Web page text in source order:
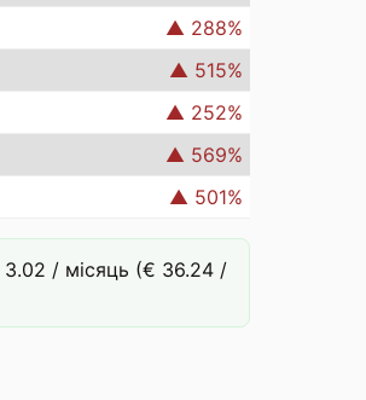
▲ 288%
▲ 515%
▲ 252%
▲ 569%
▲ 501%
/ місяць (€ 36.24 /